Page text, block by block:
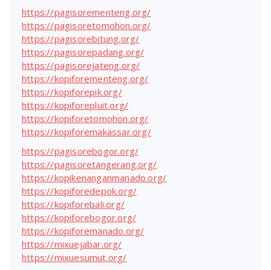
https://pagisorementeng.org/
https://pagisoretomohon.org/
https://pagisorebitung.org/
https://pagisorepadang.org/
https://pagisorejateng.org/
https://kopiforementeng.org/
https://kopiforepik.org/
https://kopiforepluit.org/
https://kopiforetomohon.org/
https://kopiforemakassar.org/
https://pagisorebogor.org/
https://pagisoretangerang.org/
https://kopikenanganmanado.org/
https://kopiforedepok.org/
https://kopiforebali.org/
https://kopiforebogor.org/
https://kopiforemanado.org/
https://mixuejabar.org/
https://mixuesumut.org/